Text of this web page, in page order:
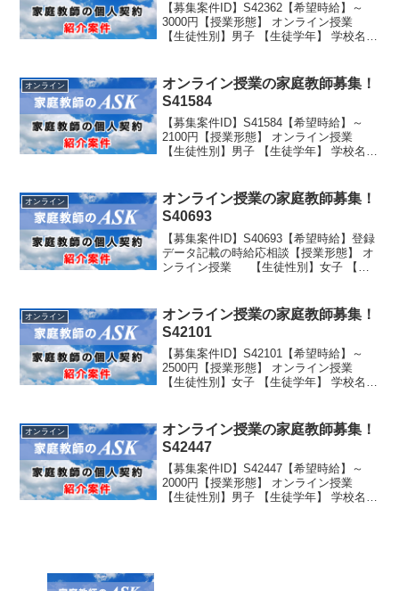
【募集案件ID】S42362【希望時給】～
3000円【授業形態】 オンライン授業
【生徒性別】男子 【生徒学年】 学校名：
オンライン
オンライン授業の家庭教師募集！
S41584
【募集案件ID】S41584【希望時給】～
2100円【授業形態】 オンライン授業
【生徒性別】男子 【生徒学年】 学校名：
オンライン
オンライン授業の家庭教師募集！
S40693
【募集案件ID】S40693【希望時給】登録
データ記載の時給応相談【授業形態】 オ
ンライン授業 【生徒性別】女子 【生
オンライン
オンライン授業の家庭教師募集！
S42101
【募集案件ID】S42101【希望時給】～
2500円【授業形態】 オンライン授業
【生徒性別】女子 【生徒学年】 学校名：
オンライン
オンライン授業の家庭教師募集！
S42447
【募集案件ID】S42447【希望時給】～
2000円【授業形態】 オンライン授業
【生徒性別】男子 【生徒学年】 学校名：